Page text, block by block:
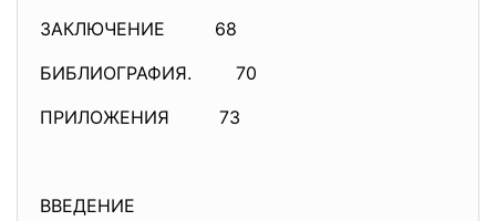
ЗАКЛЮЧЕНИЕ 68
БИБЛИОГРАФИЯ. 70
ПРИЛОЖЕНИЯ 73
ВВЕДЕНИЕ